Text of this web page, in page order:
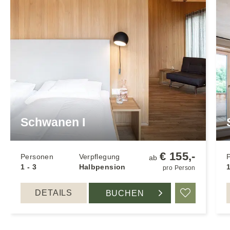
Schwanen I
Personen
1 - 3
Verpflegung
Halbpension
ab€ 155,-
pro Person
DETAILS BUCHEN